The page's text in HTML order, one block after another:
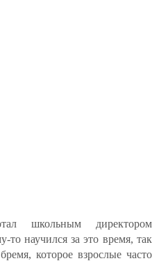
школьным директором
то научился за это время, так
которое взрослые часто